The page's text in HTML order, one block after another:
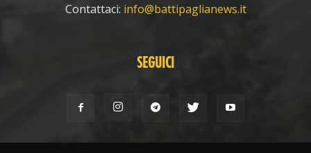
Contattaci: info@battipaglianews.it
SEGUICI